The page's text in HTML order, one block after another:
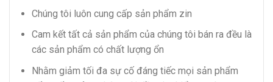
Chúng tôi luôn cung cấp sản phẩm zin
Cam kết tất cả sản phẩm của chúng tôi bán ra đều là
các sản phẩm có chất lượng ổn
Nhằm giảm tối đa sự cố đáng tiếc mọi sản phẩm